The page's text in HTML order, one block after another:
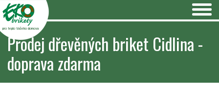
pro teplo Vašeho domova
Prodej dřevěných briket Cidlina -
doprava zdarma